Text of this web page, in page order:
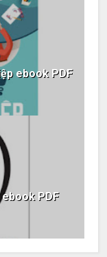
ebook PDF
PDF